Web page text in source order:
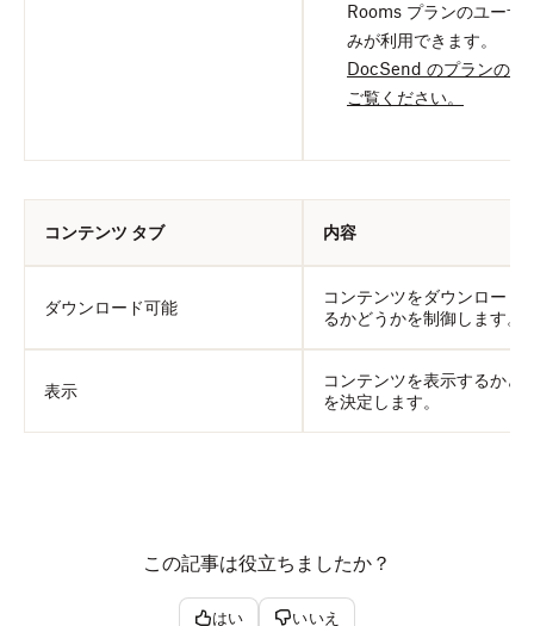
Rooms プランのユーザ
みが利用できます。
DocSend のプランの詳
ご覧ください。
コンテンツ タブ 内容
ダウンロード可能
コンテンツをダウンロード
るかどうかを制御します。
表示
コンテンツを表示するかど
を決定します。
この記事は役立ちましたか？
はい いいえ